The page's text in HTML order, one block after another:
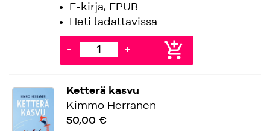
E-kirja, EPUB
Heti ladattavissa
- + add_shopping_cart
Ketterä kasvu
Kimmo Herranen
50,00 €